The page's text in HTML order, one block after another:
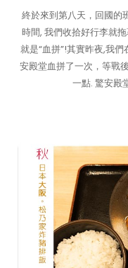
終於來到第八天，回國的
時間, 我們收拾好行李就
就是“血拼”!其實昨夜,我
安殿堂血拼了一次，等戰
一點. 驚安殿